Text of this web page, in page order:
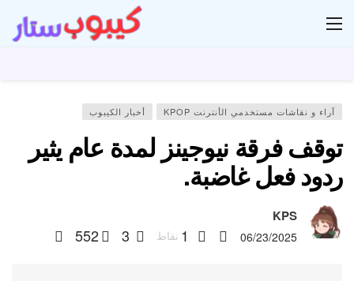
آراء و نقاشات مستخدمي الأنترنت KPOP أخبار الكيبوب
توقف فرقة نيوجينز لمدة عام يثير
ردود فعل غاضبة.
KPS
06/23/2025
1 نقاط 3
552